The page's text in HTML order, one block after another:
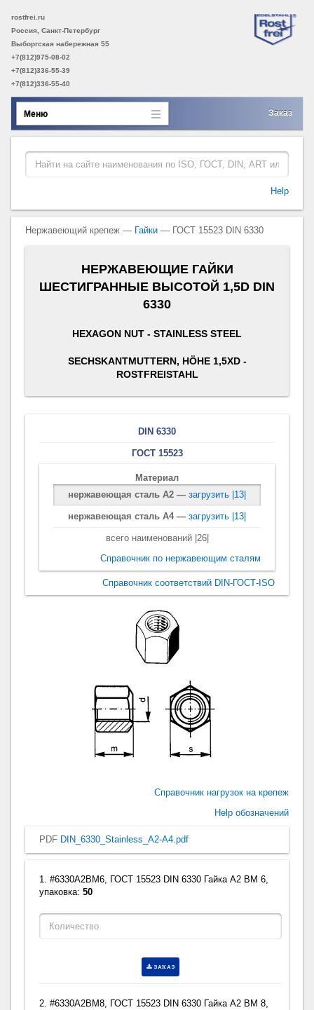
rostfrei.ru
Россия, Санкт-Петербург
Выборгская набережная 55
+7(812)975-08-02
+7(812)336-55-39
+7(812)336-55-40
Меню Заказ
Help
Нержавеющий крепеж — Гайки — ГОСТ 15523 DIN 6330
НЕРЖАВЕЮЩИЕ ГАЙКИ
ШЕСТИГРАННЫЕ ВЫСОТОЙ 1,5D DIN
6330
HEXAGON NUT - STAINLESS STEEL
SECHSKANTMUTTERN, HÖHE 1,5XD -
ROSTFREISTAHL
DIN 6330
ГОСТ 15523
Материал
нержавеющая сталь A2 — загрузить |13|
нержавеющая сталь A4 — загрузить |13|
всего наименований |26|
Справочник по нержавеющим сталям
Справочник соответствий DIN-ГОСТ-ISO
Справочник нагрузок на крепеж
Help обозначений
PDF DIN_6330_Stainless_A2-A4.pdf
1. #6330A2BM6, ГОСТ 15523 DIN 6330 Гайка A2 BM 6,
упаковка:50
ЗАКАЗ
2. #6330A2BM8, ГОСТ 15523 DIN 6330 Гайка A2 BM 8,